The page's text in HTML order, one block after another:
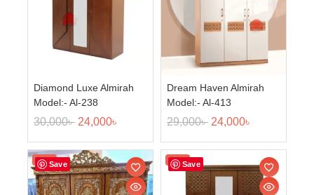
Diamond Luxe Almirah
Model:- Al-238
30,000৳ 24,000৳
Dream Haven Almirah
Model:- Al-413
29,000৳ 24,000৳
Save
Sale! Save
Sale!